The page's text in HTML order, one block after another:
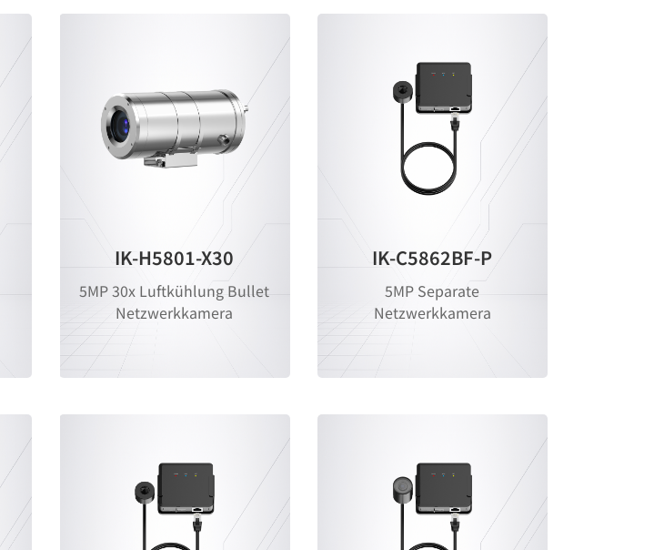
IK-H5801-X30
5MP 30x Luftkühlung Bullet
Netzwerkkamera
IK-C5862BF-P
5MP Separate
Netzwerkkamera